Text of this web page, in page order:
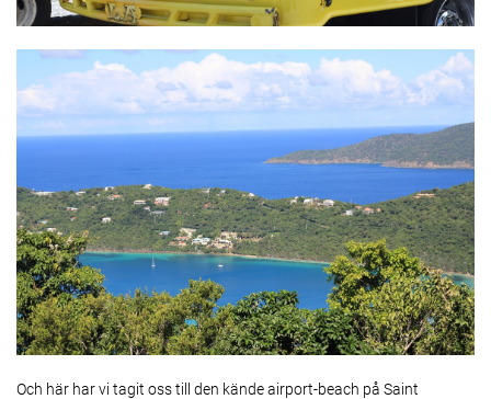
Och här har vi tagit oss till den kände airport-beach på Saint